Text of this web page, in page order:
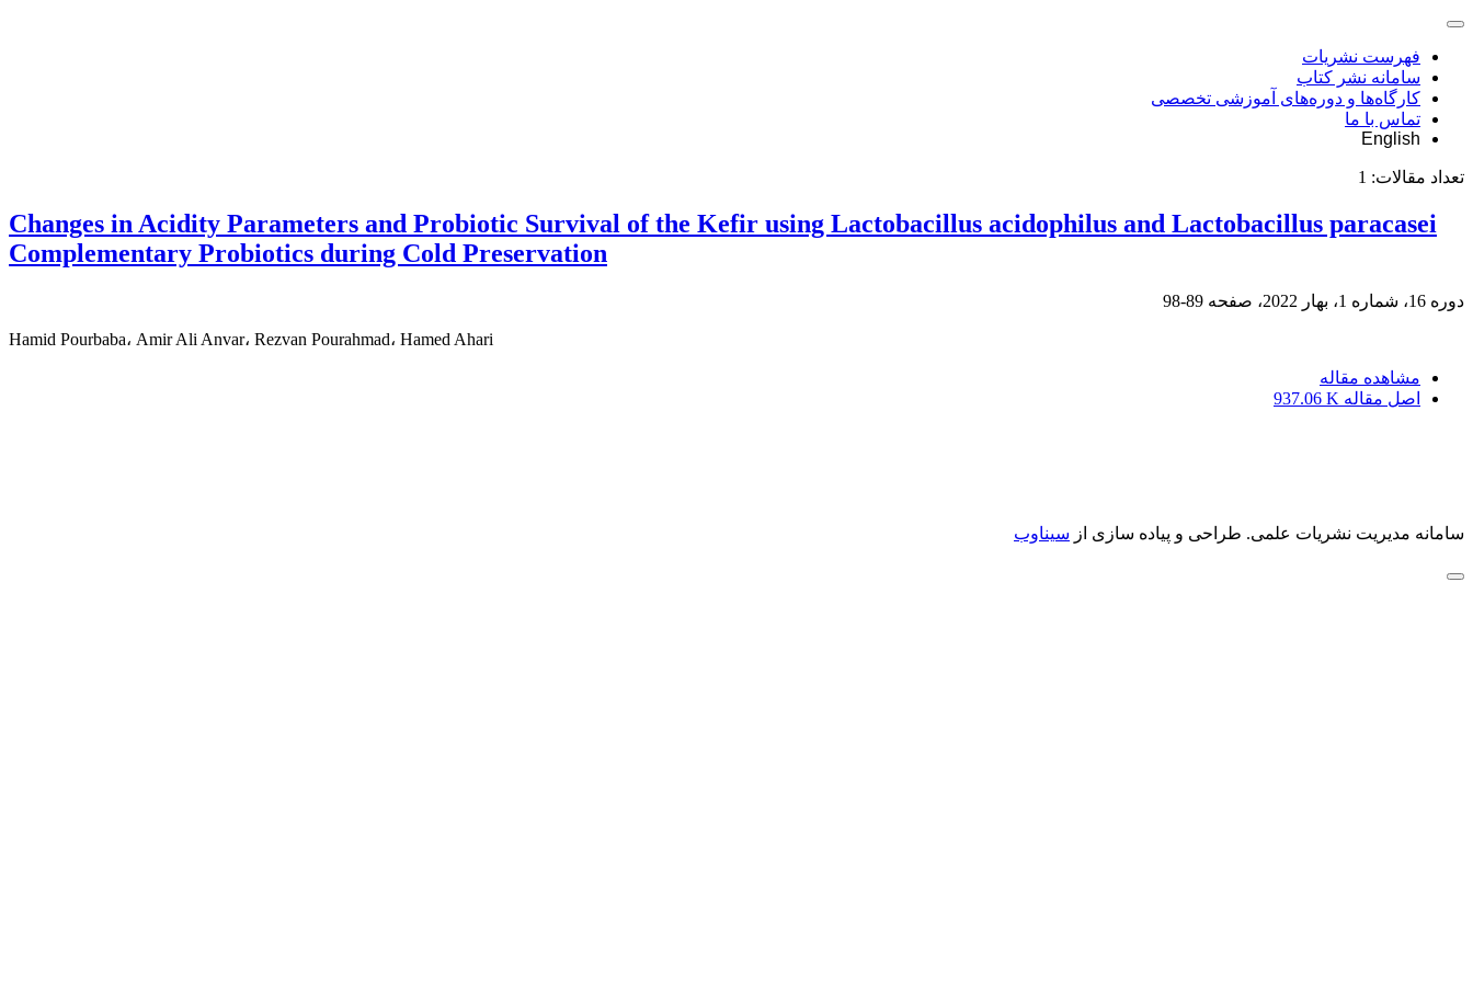
فهرست نشریات
سامانه نشر کتاب
کارگاه‌ها و دوره‌های آموزشی تخصصی
تماس با ما
English
تعداد مقالات: 1
Changes in Acidity Parameters and Probiotic Survival of the Kefir using Lactobacillus acidophilus and Lactobacillus paracasei
Complementary Probiotics during Cold Preservation
دوره 16، شماره 1، بهار 2022، صفحه 89-98
Hamid Pourbaba، Amir Ali Anvar، Rezvan Pourahmad، Hamed Ahari
مشاهده مقاله
اصل مقاله 937.06 K
سامانه مدیریت نشریات علمی. طراحی و پیاده سازی از سیناوب